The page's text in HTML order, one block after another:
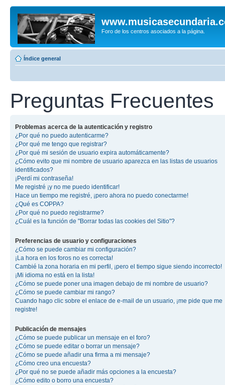
Foro de los centros asociados a la página.
Índice general
Preguntas Frecuentes
Problemas acerca de la autenticación y registro
¿Por qué no puedo autenticarme?
¿Por qué me tengo que registrar?
¿Por qué mi sesión de usuario expira automáticamente?
¿Cómo evito que mi nombre de usuario aparezca en las listas de usuarios
identificados?
¡Perdí mi contraseña!
Me registré ¡y no me puedo identificar!
Hace un tiempo me registré, ¡pero ahora no puedo conectarme!
¿Qué es COPPA?
¿Por qué no puedo registrarme?
¿Cuál es la función de "Borrar todas las cookies del Sitio"?
Preferencias de usuario y configuraciones
¿Cómo se puede cambiar mi configuración?
¡La hora en los foros no es correcta!
Cambié la zona horaria en mi perfil, ¡pero el tiempo sigue siendo incorrecto!
¡Mi idioma no está en la lista!
¿Cómo se puede poner una imagen debajo de mi nombre de usuario?
¿Cómo se puede cambiar mi rango?
Cuando hago clic sobre el enlace de e-mail de un usuario, ¡me pide que me
registre!
Publicación de mensajes
¿Cómo se puede publicar un mensaje en el foro?
¿Cómo se puede editar o borrar un mensaje?
¿Cómo se puede añadir una firma a mi mensaje?
¿Cómo creo una encuesta?
¿Por qué no se puede añadir más opciones a la encuesta?
¿Cómo edito o borro una encuesta?